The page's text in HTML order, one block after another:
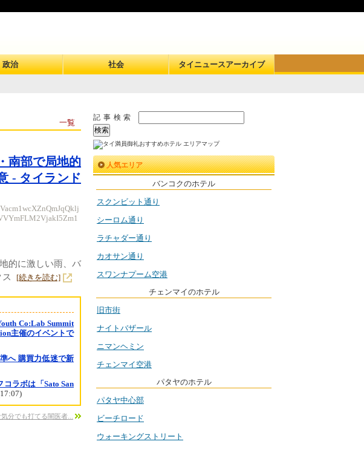
政治 社会 タイニュースアーカイブ
一覧
南部で局地的
- タイランド
的に激しい雨、バ
ス [続きを読む]
Co:Lab Summit
主催のイベントで
へ 購買力低迷で新
ラボは「Sato San
分でも打てる闇医者...
記事検索